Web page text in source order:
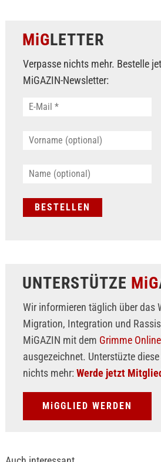
MiGLETTER
Verpasse nichts mehr. Bestelle
MiGAZIN-Newsletter:
UNTERSTÜTZE MiG
Wir informieren täglich über das
Migration, Integration und
MiGAZIN mit dem Grimme
ausgezeichnet. Unterstüzte
nichts mehr: Werde jetzt
MiGGLIED WERDEN